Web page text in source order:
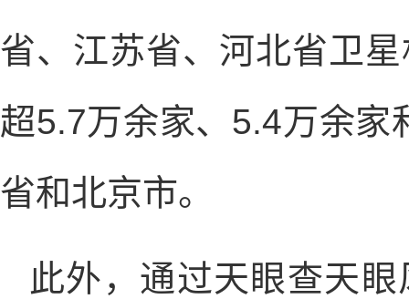
省、江苏省、河北省卫
超5.7万余家、5.4万余家
省和北京市。
此外，通过天眼查天